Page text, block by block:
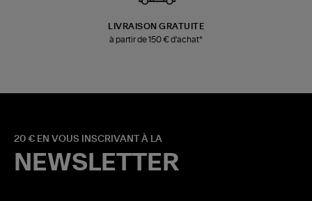
LIVRAISON GRATUITE
à partir de 150 € d'achat*
20 € EN VOUS INSCRIVANT À LA
NEWSLETTER